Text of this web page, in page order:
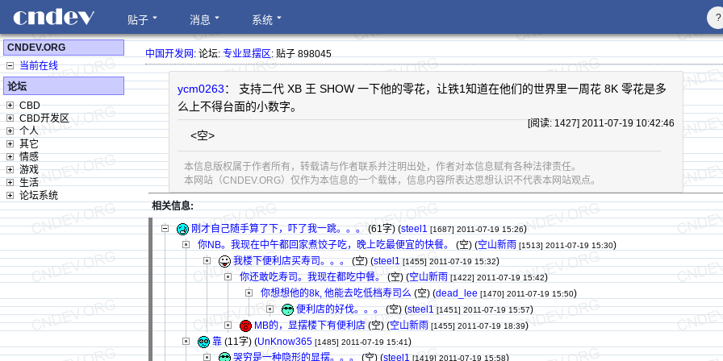
贴子 消息 系统 ?
CNDEV.ORG
当前在线
论坛
CBD
CBD开发区
个人
其它
情感
游戏
生活
论坛系统
中国开发网: 论坛:专业显摆区: 贴子 898045
ycm0263： 支持二代 XB 王 SHOW 一下他的零花，让铁1知道在他们的世界里一周花 8K 零花是多
么上不得台面的小数字。
[阅读: 1427] 2011-07-19 10:42:46
<空>
本信息版权属于作者所有，转载请与作者联系并注明出处，作者对本信息赋有各种法律责任。
本网站（CNDEV.ORG）仅作为本信息的一个载体，信息内容所表达思想认识不代表本网站观点。
相关信息:
刚才自己随手算了下，吓了我一跳。。。 (61字)(steel1 [1687] 2011-07-19 15:26)
你NB。我现在中午都回家煮饺子吃，晚上吃最便宜的快餐。
(空) (空山新雨 [1513] 2011-07-19 15:30)
我楼下便利店买寿司。。。(空) (steel1 [1455] 2011-07-19 15:32)
你还敢吃寿司。我现在都吃中餐。(空) (空山新雨 [1422] 2011-07-19 15:42)
你想想他的8k, 他能去吃低档寿司么 (空) (dead_lee [1470] 2011-07-19 15:50)
便利店的好伐。。。(空) (steel1 [1451] 2011-07-19 15:57)
MB的，显摆楼下有便利店(空) (空山新雨 [1455] 2011-07-19 18:39)
靠 (11字) (UnKnow365 [1485] 2011-07-19 15:41)
哭穷是一种隐形的显摆。。。(空) (steel1 [1419] 2011-07-19 15:58)